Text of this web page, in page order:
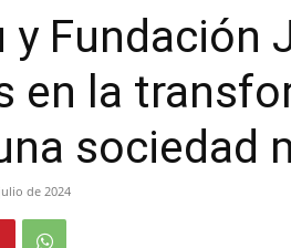
y Fundación
en la
sociedad
de 2024